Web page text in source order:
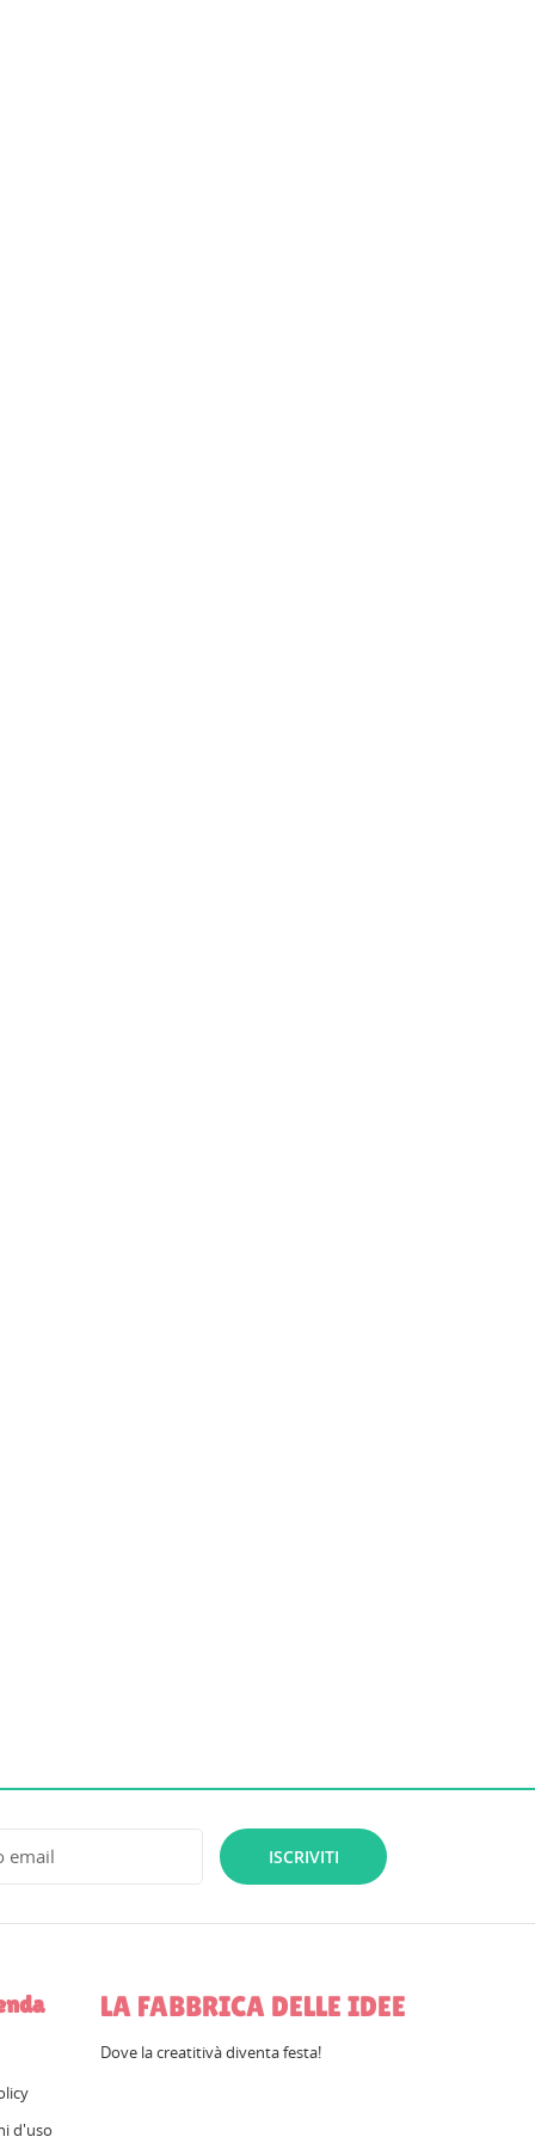
ISCRIVITI
d'uso
LA FABBRICA DELLE IDEE
Dove la creatitivà diventa festa!